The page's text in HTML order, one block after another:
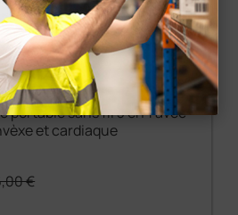
portable sans fil 3 en 1 avec
et cardiaque
€